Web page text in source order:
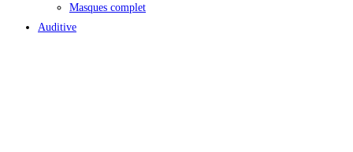
Masques complet
Auditive